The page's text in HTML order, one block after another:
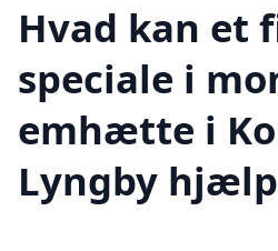
Hvad kan et
speciale i
emhætte i
Lyngby